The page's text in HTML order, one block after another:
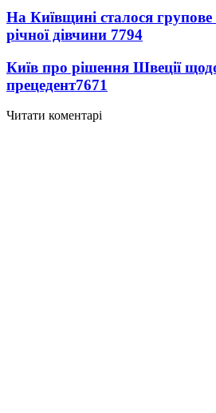
На Київщині сталося групове
річної дівчини 7794
Київ про рішення Швеції
прецедент7671
Читати коментарі